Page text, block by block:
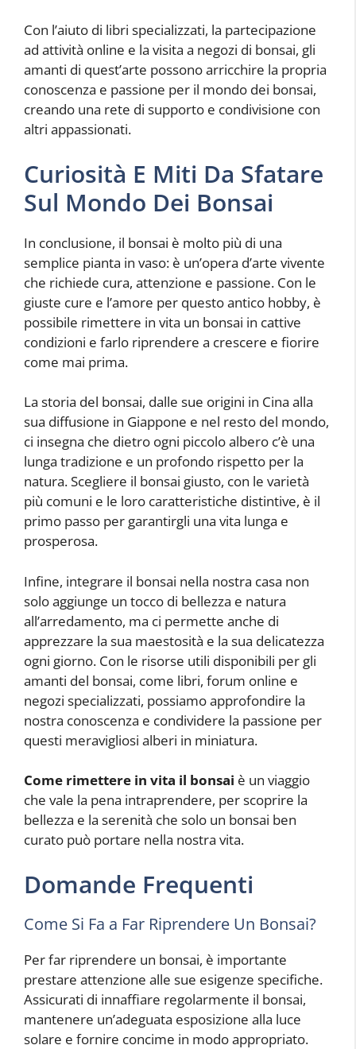
Con l’aiuto di libri specializzati, la partecipazione
ad attività online e la visita a negozi di bonsai, gli
amanti di quest’arte possono arricchire la propria
conoscenza e passione per il mondo dei bonsai,
creando una rete di supporto e condivisione con
altri appassionati.
Curiosità E Miti Da Sfatare
Sul Mondo Dei Bonsai
In conclusione, il bonsai è molto più di una
semplice pianta in vaso: è un’opera d’arte vivente
che richiede cura, attenzione e passione. Con le
giuste cure e l’amore per questo antico hobby, è
possibile rimettere in vita un bonsai in cattive
condizioni e farlo riprendere a crescere e fiorire
come mai prima.
La storia del bonsai, dalle sue origini in Cina alla
sua diffusione in Giappone e nel resto del mondo,
ci insegna che dietro ogni piccolo albero c’è una
lunga tradizione e un profondo rispetto per la
natura. Scegliere il bonsai giusto, con le varietà
più comuni e le loro caratteristiche distintive, è il
primo passo per garantirgli una vita lunga e
prosperosa.
Infine, integrare il bonsai nella nostra casa non
solo aggiunge un tocco di bellezza e natura
all’arredamento, ma ci permette anche di
apprezzare la sua maestosità e la sua delicatezza
ogni giorno. Con le risorse utili disponibili per gli
amanti del bonsai, come libri, forum online e
negozi specializzati, possiamo approfondire la
nostra conoscenza e condividere la passione per
questi meravigliosi alberi in miniatura.
Come rimettere in vita il bonsai è un viaggio
che vale la pena intraprendere, per scoprire la
bellezza e la serenità che solo un bonsai ben
curato può portare nella nostra vita.
Domande Frequenti
Come Si Fa a Far Riprendere Un Bonsai?
Per far riprendere un bonsai, è importante
prestare attenzione alle sue esigenze specifiche.
Assicurati di innaffiare regolarmente il bonsai,
mantenere un’adeguata esposizione alla luce
solare e fornire concime in modo appropriato.